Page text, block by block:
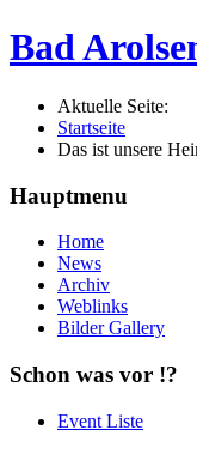
Bad
Aktuelle Seite:
Startseite
Das ist unsere
Hauptmenu
Home
News
Archiv
Weblinks
Bilder Gallery
Schon was vor !?
Event Liste